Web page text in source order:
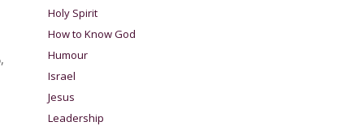
Holy Spirit
How to Know God
Humour
Israel
Jesus
Leadership